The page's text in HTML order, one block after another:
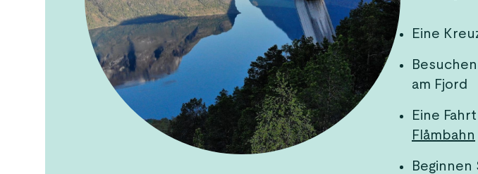
Eine
am Fjord
Eine
Flåmbahn
Beginnen